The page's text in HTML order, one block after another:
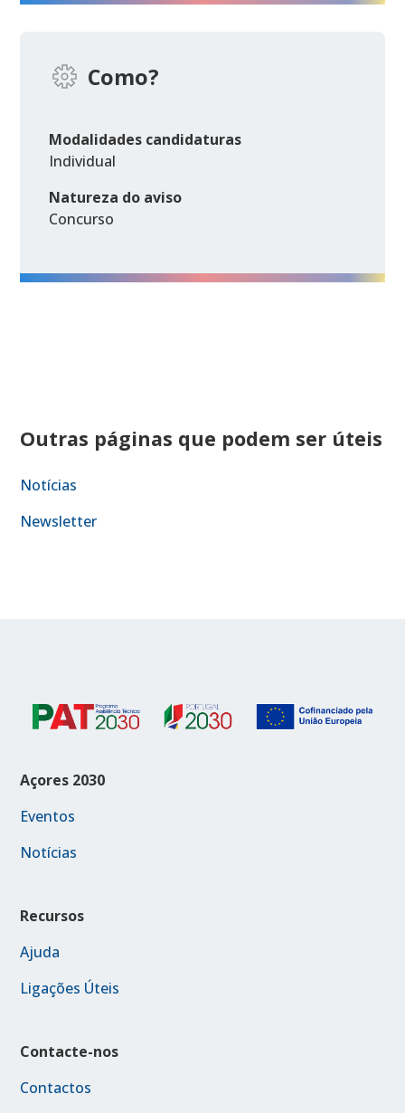
Como?
Modalidades candidaturas
Individual
Natureza do aviso
Concurso
Outras páginas que podem ser úteis
Notícias
Newsletter
Açores 2030
Eventos
Notícias
Recursos
Ajuda
Ligações Úteis
Contacte-nos
Contactos